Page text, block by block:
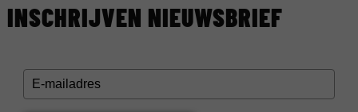
INSCHRIJVEN NIEUWSBRIEF